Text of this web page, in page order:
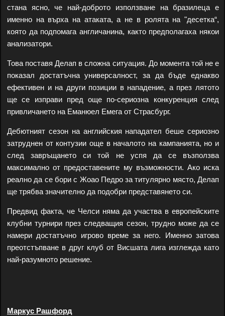
стана ясно, че най-доброто използване на бразилеца е
именно на върха на атаката, а не в ролята на "десетка“,
която да подпомага англичанина, както предполагаха някои
анализатори.
Това поставя Делап в сложна ситуация. До момента той не е
показал достатъчна универсалност, за да бъде еднакво
ефективен и на други позиции в нападение, а през лятото
ще се изправи пред още по-сериозна конкуренция след
привличането на Еманюел Емега от Страсбург.
Дебютният сезон на английския нападател беше сериозно
затруднен от контузии още в началото на кампанията, но и
след завръщането си той не успя да се възползва
максимално от предоставените му възможности. Ако иска
реално да се бори с Жоао Педро за титулярно място, Делап
ще трябва значително да подобри представянето си.
Предвид факта, че Челси няма да участва в европейските
клубни турнири през следващия сезон, трудно може да се
намери достатъчно игрово време за него. Именно затова
преотстъпване в друг клуб от Висшата лига изглежда като
най-разумното решение.
Маркус Рашфорд